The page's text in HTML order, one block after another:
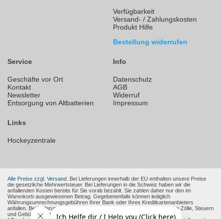
Verfügbarkeit
Versand- / Zahlungskosten
Produkt Hilfe
Bestellung widerrufen
Service
Geschäfte vor Ort
Kontakt
Newsletter
Entsorgung von Altbatterien
Info
Datenschutz
AGB
Widerruf
Impressum
Links
Hockeyzentrale
Alle Preise zzgl. Versand. Bei Lieferungen innerhalb der EU enthalten unsere Preise
die gesetzliche Mehrwertsteuer. Bei Lieferungen in die Schweiz haben wir die
anfallenden Kosten bereits für Sie vorab bezahlt. Sie zahlen daher nur den im
Warenkorb ausgewiesenen Betrag. Gegebenenfalls können lediglich
Währungsumrechnungsgebühren Ihrer Bank oder Ihres Kreditkartenanbieters
anfallen. Bei Lieferungen in andere Nicht-EU-Länder können zusätzliche Zölle, Steuern
und Gebühren entstehen.